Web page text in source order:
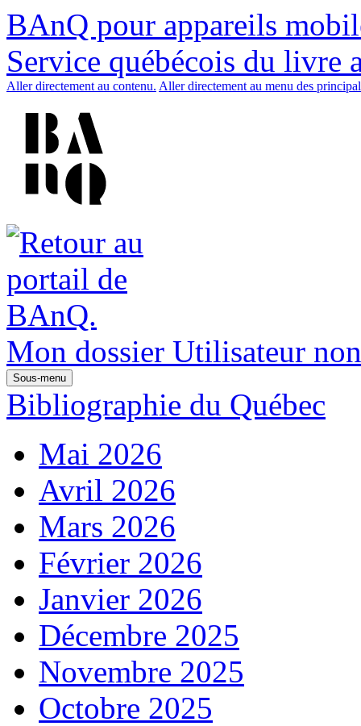
BAnQ pour appareils
Service québécois du livre
Aller directement au contenu. Aller directement au menu des
Mon dossier Utilisateur
Sous-menu
Bibliographie du Québec
Mai 2026
Avril 2026
Mars 2026
Février 2026
Janvier 2026
Décembre 2025
Novembre 2025
Octobre 2025